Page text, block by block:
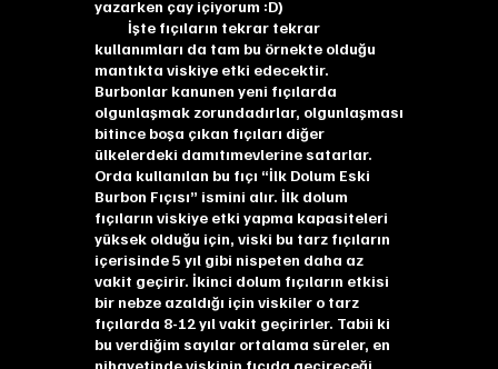
yazarken çay içiyorum :D)
İşte fıçıların tekrar tekrar
kullanımları da tam bu örnekte olduğu
mantıkta viskiye etki edecektir.
Burbonlar kanunen yeni fıçılarda
olgunlaşmak zorundadırlar, olgunlaşması
bitince boşa çıkan fıçıları diğer
ülkelerdeki damıtımevlerine satarlar.
Orda kullanılan bu fıçı “İlk Dolum Eski
Burbon Fıçısı” ismini alır. İlk dolum
fıçıların viskiye etki yapma kapasiteleri
yüksek olduğu için, viski bu tarz fıçıların
içerisinde 5 yıl gibi nispeten daha az
vakit geçirir. İkinci dolum fıçıların etkisi
bir nebze azaldığı için viskiler o tarz
fıçılarda 8-12 yıl vakit geçirirler. Tabii ki
bu verdiğim sayılar ortalama süreler, en
nihayetinde viskinin fıçıda geçireceği